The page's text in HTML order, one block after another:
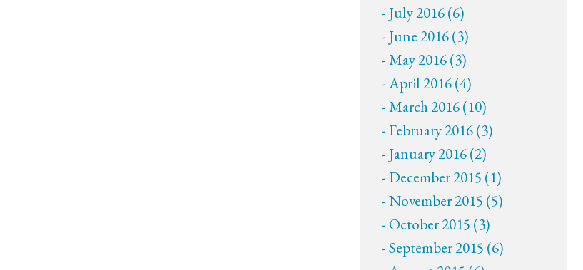
July 2016 (6)
June 2016 (3)
May 2016 (3)
April 2016 (4)
March 2016 (10)
February 2016 (3)
January 2016 (2)
December 2015 (1)
November 2015 (5)
October 2015 (3)
September 2015 (6)